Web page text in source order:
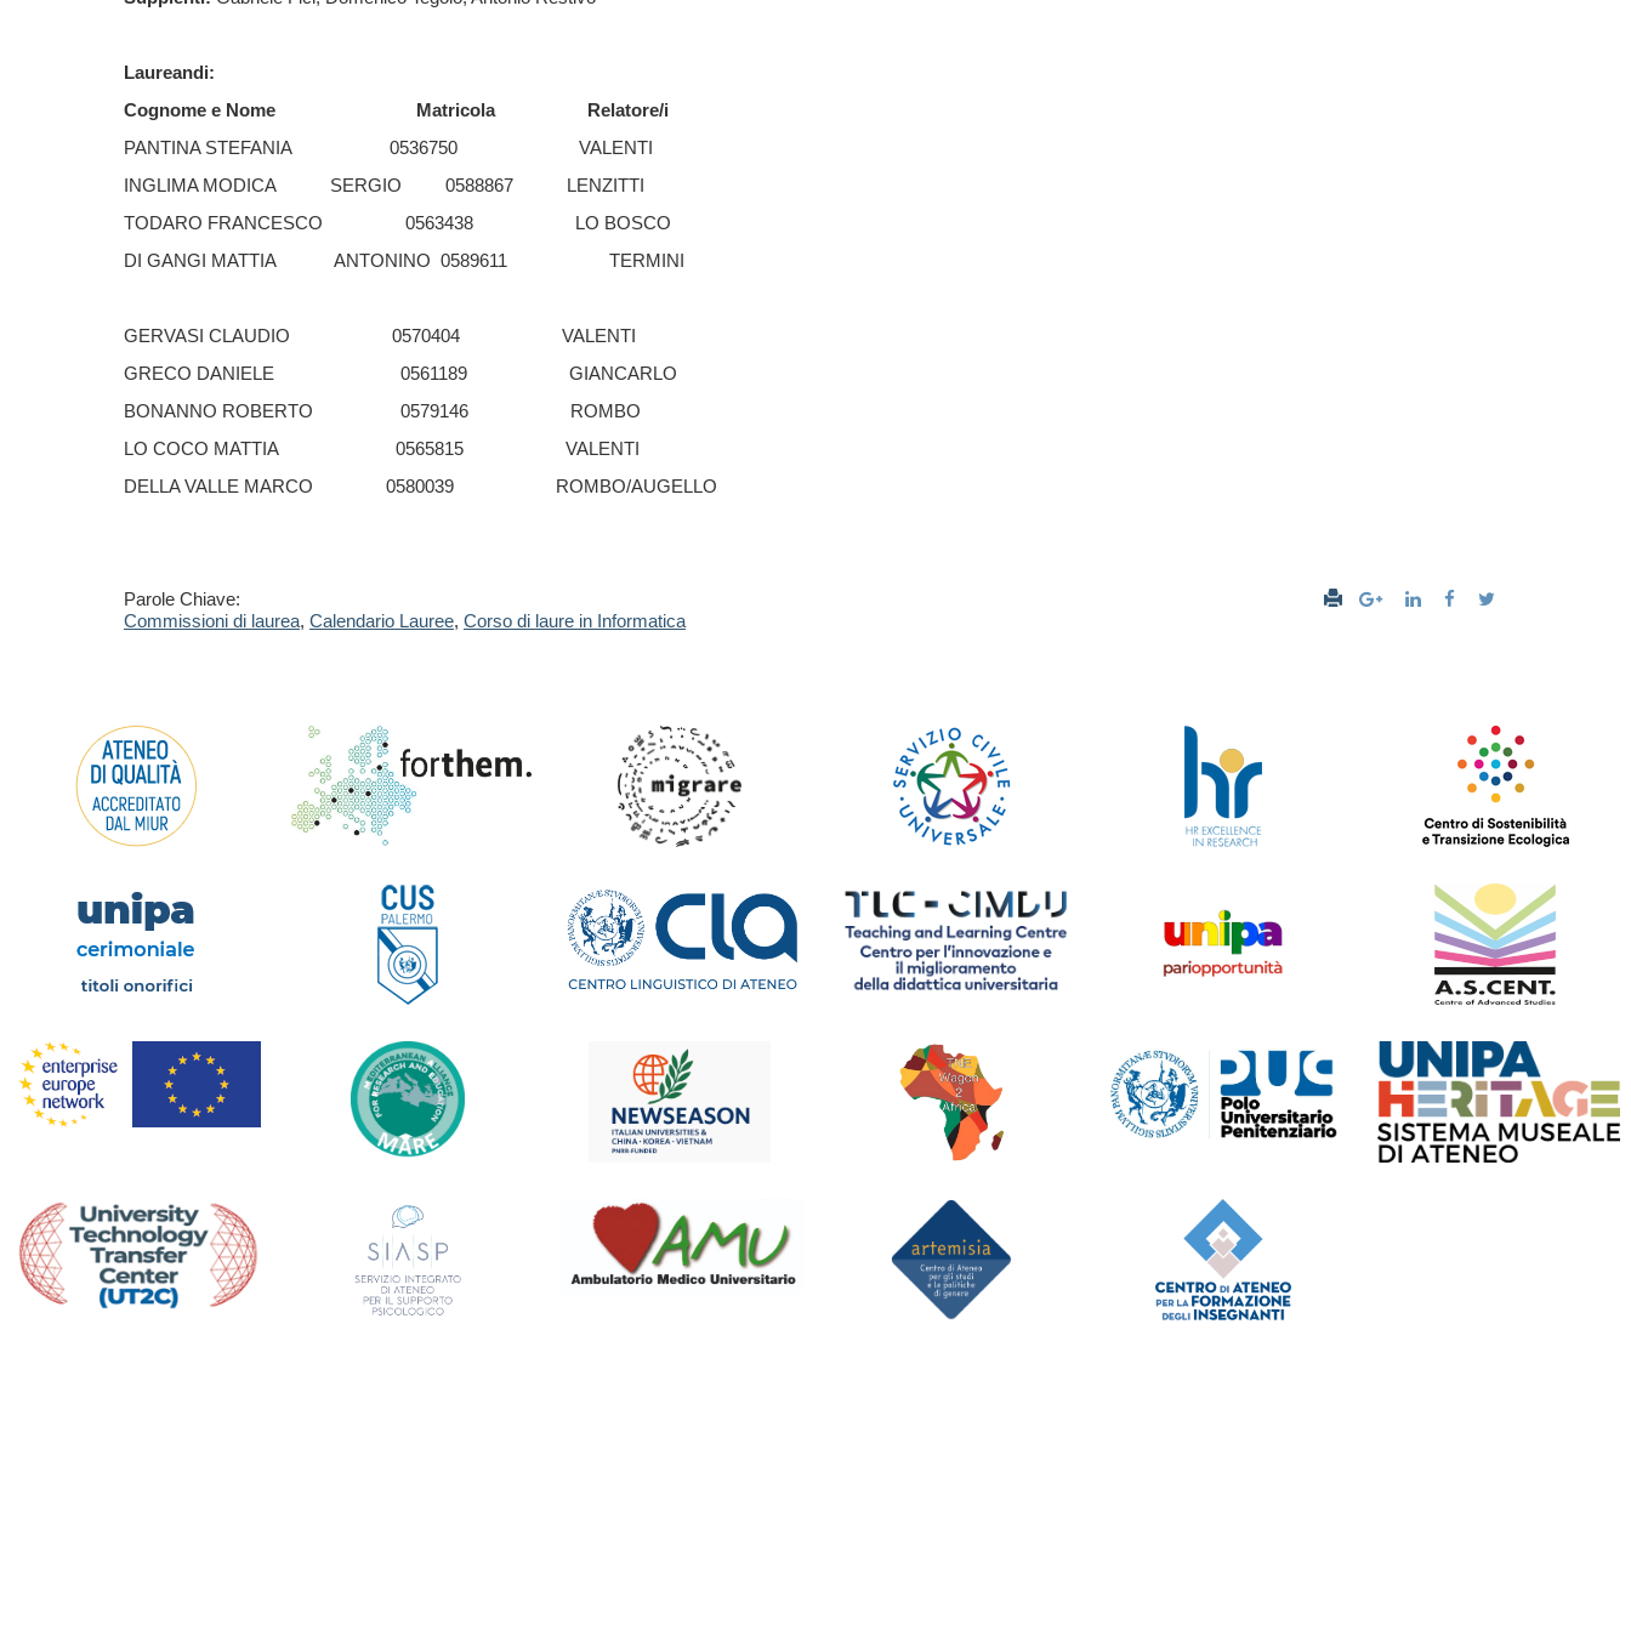
Laureandi:
Cognome e Nome
Matricola
Relatore/i
PANTINA STEFANIA
0536750
VALENTI
INGLIMA MODICA
SERGIO 0588867
LENZITTI
TODARO FRANCESCO
0563438
LO BOSCO
DI GANGI MATTIA
ANTONINO 0589611 TERMINI
GERVASI CLAUDIO 0570404
VALENTI
GRECO DANIELE
0561189
GIANCARLO
BONANNO ROBERTO
0579146
ROMBO
LO COCO MATTIA
0565815
VALENTI
DELLA VALLE MARCO
0580039 ROMBO/AUGELLO
Parole Chiave:
Commissioni di laurea, Calendario Lauree, Corso di laure in Informatica